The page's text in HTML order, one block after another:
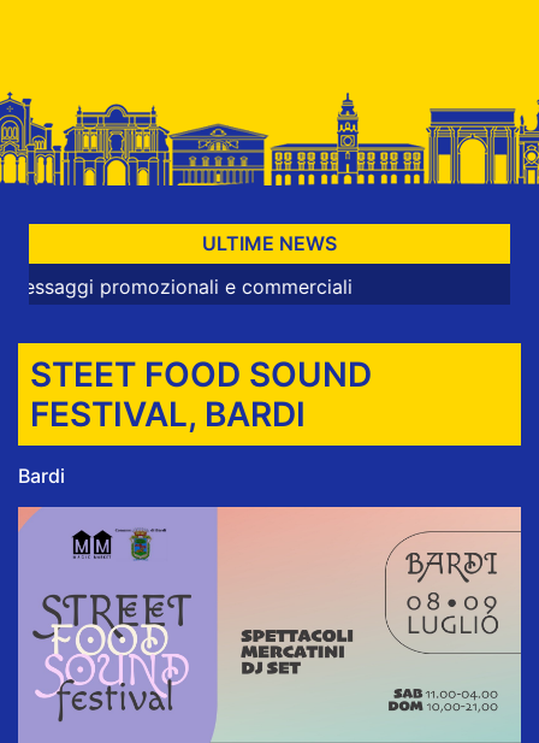
ULTIME NEWS
promozionali e commerciali
STEET FOOD SOUND
FESTIVAL, BARDI
Bardi